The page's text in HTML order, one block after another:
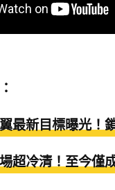
最新目標曝光
超冷清！至今僅